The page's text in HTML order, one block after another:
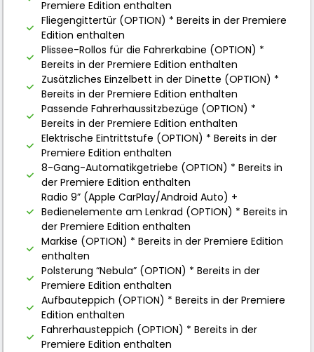
Premiere Edition enthalten
Fliegengittertür (OPTION) * Bereits in der Premiere
Edition enthalten
Plissee-Rollos für die Fahrerkabine (OPTION) *
Bereits in der Premiere Edition enthalten
Zusätzliches Einzelbett in der Dinette (OPTION) *
Bereits in der Premiere Edition enthalten
Passende Fahrerhaussitzbezüge (OPTION) *
Bereits in der Premiere Edition enthalten
Elektrische Eintrittstufe (OPTION) * Bereits in der
Premiere Edition enthalten
8-Gang-Automatikgetriebe (OPTION) * Bereits in
der Premiere Edition enthalten
Radio 9” (Apple CarPlay/Android Auto) +
Bedienelemente am Lenkrad (OPTION) * Bereits in
der Premiere Edition enthalten
Markise (OPTION) * Bereits in der Premiere Edition
enthalten
Polsterung “Nebula” (OPTION) * Bereits in der
Premiere Edition enthalten
Aufbauteppich (OPTION) * Bereits in der Premiere
Edition enthalten
Fahrerhausteppich (OPTION) * Bereits in der
Premiere Edition enthalten